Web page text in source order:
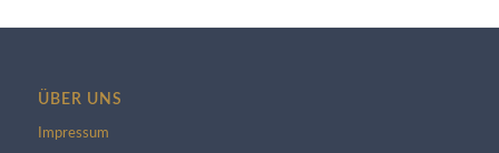
ÜBER UNS
Impressum